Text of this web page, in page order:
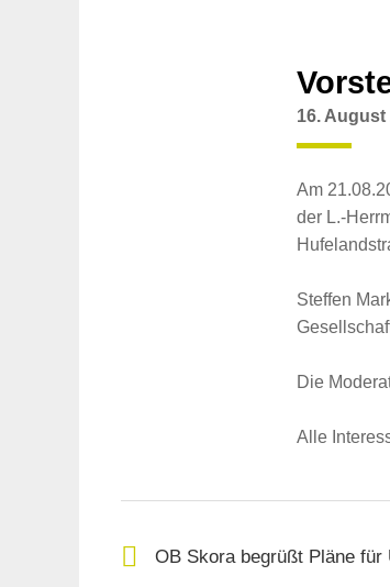
für:
16. August
Am
der L.-
Steffen
Die
Alle
OB Skora begrüßt Pläne